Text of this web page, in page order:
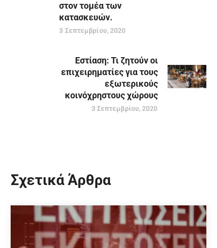
στον τομέα των
κατασκευών.
3 Σεπτεμβρίου, 2020
Εστίαση: Τι ζητούν οι
επιχειρηματίες για τους
εξωτερικούς
κοινόχρηστους χώρους
3 Σεπτεμβρίου, 2020
Σχετικά Άρθρα